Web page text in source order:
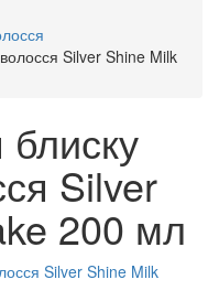
Silver Shine Milk
Silver
200 мл